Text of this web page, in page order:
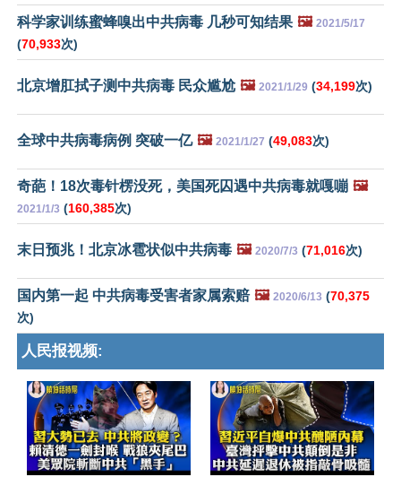
科学家训练蜜蜂嗅出中共病毒 几秒可知结果 🖼️ 2021/5/17
(70,933次)
北京增肛拭子测中共病毒 民众尴尬 🖼️ 2021/1/29 (34,199次)
全球中共病毒病例 突破一亿 🖼️ 2021/1/27 (49,083次)
奇葩！18次毒针楞没死，美国死囚遇中共病毒就嘎嘣 🖼️
2021/1/3 (160,385次)
末日预兆！北京冰雹状似中共病毒 🖼️ 2020/7/3 (71,016次)
国内第一起 中共病毒受害者家属索赔 🖼️ 2020/6/13 (70,375
次)
人民报视频: